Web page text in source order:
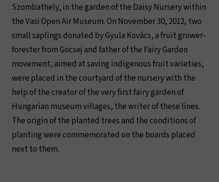
Szombathely, in the garden of the Daisy Nursery within
the Vasi Open Air Museum. On November 30, 2012, two
small saplings donated by Gyula Kovács, a fruit grower-
forester from Göcsej and father of the Fairy Garden
movement, aimed at saving indigenous fruit varieties,
were placed in the courtyard of the nursery with the
help of the creator of the very first fairy garden of
Hungarian museum villages, the writer of these lines.
The origin of the planted trees and the conditions of
planting were commemorated on the boards placed
next to them.